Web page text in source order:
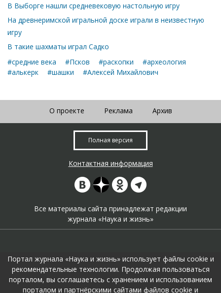
В Выборге нашли средневековую настольную игру
На древнеримской игральной доске играли в неизвестную
игру
В такие шахматы играл Садко
#средние века
#Псков #раскопки
#археология
#алькерк
#шашки #Алексей Михайлович
О проекте Реклама Архив
Полная версия
Контактная информация
Все материалы сайта принадлежат редакции
журнала «Наука и жизнь»
На портале применяютсярекомендательные технологии
Портал журнала «Наука и жизнь» использует файлы cookie и
рекомендательные технологии. Продолжая пользоваться
порталом, вы соглашаетесь с хранением и использованием
порталом и партнёрскими сайтами файлов cookie и